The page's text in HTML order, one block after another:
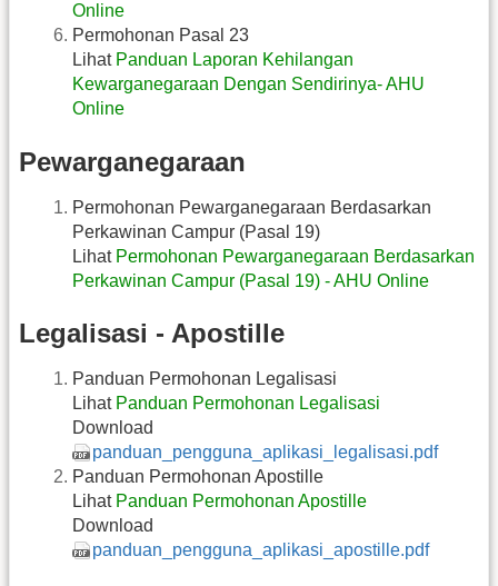
Online
Permohonan Pasal 23
Lihat Panduan Laporan Kehilangan
Kewarganegaraan Dengan Sendirinya- AHU
Online
Pewarganegaraan
Permohonan Pewarganegaraan Berdasarkan
Perkawinan Campur (Pasal 19)
Lihat Permohonan Pewarganegaraan Berdasarkan
Perkawinan Campur (Pasal 19) - AHU Online
Legalisasi - Apostille
Panduan Permohonan Legalisasi
Lihat Panduan Permohonan Legalisasi
Download
panduan_pengguna_aplikasi_legalisasi.pdf
Panduan Permohonan Apostille
Lihat Panduan Permohonan Apostille
Download
panduan_pengguna_aplikasi_apostille.pdf